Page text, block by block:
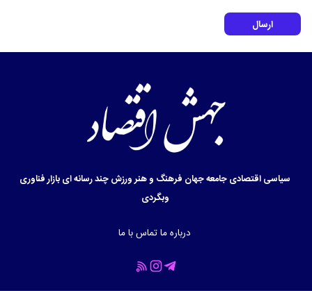
ارسال
سیاسیاقتصادیجامعهجهان فرهنگ و هنرورزشچند رسانه ایبازارفناوری
وبگردی
درباره ماتماس با ما